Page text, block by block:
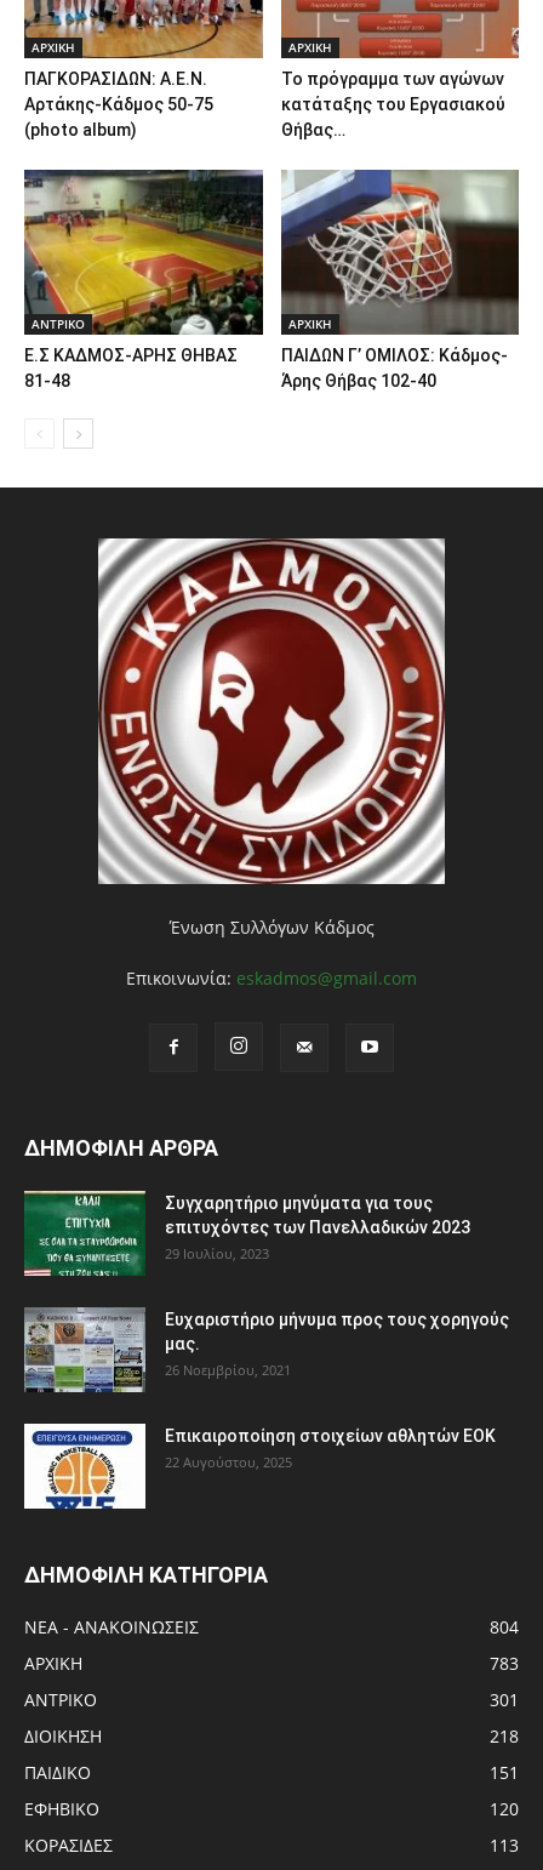
ΑΡΧΙΚΗ
ΠΑΓΚΟΡΑΣΙΔΩΝ: Α.Ε.Ν.
Αρτάκης-Κάδμος 50-75
(photo album)
ΑΡΧΙΚΗ
Το πρόγραμμα των αγώνων
κατάταξης του Εργασιακού
Θήβας…
ΑΝTΡΙΚΟ
Ε.Σ ΚΑΔΜΟΣ-ΑΡΗΣ ΘΗΒΑΣ
81-48
ΑΡΧΙΚΗ
ΠΑΙΔΩΝ Γ’ ΟΜΙΛΟΣ: Κάδμος-
Άρης Θήβας 102-40
Ένωση Συλλόγων Κάδμος
Επικοινωνία: eskadmos@gmail.com
ΔΗΜΟΦΙΛΗ ΑΡΘΡΑ
Συγχαρητήριο μηνύματα για τους
επιτυχόντες των Πανελλαδικών 2023
29 Ιουλίου, 2023
Ευχαριστήριο μήνυμα προς τους χορηγούς
μας.
26 Νοεμβρίου, 2021
Eπικαιροποίηση στοιχείων αθλητών ΕΟΚ
22 Αυγούστου, 2025
ΔΗΜΟΦΙΛΗ ΚΑΤΗΓΟΡΙΑ
ΝΕΑ - ΑΝΑΚΟΙΝΩΣΕΙΣ
804
ΑΡΧΙΚΗ
783
ΑΝTΡΙΚΟ
301
ΔΙΟΙΚΗΣΗ
218
ΠΑΙΔΙΚΟ
151
ΕΦΗΒΙΚΟ
120
ΚΟΡΑΣΙΔΕΣ
113